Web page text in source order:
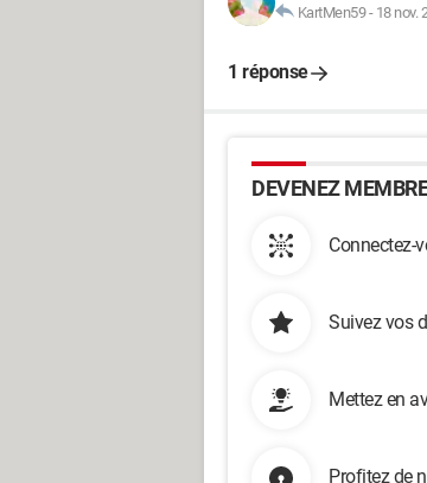
KartMen59- 18 nov.
1 réponse
DEVENEZ
Connectez-
Suivez vos
Mettez en
Profitez de